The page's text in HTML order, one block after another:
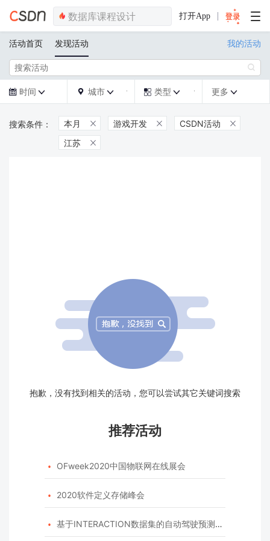
打开App
活动首页 发现活动 我的活动

 时间   城市   类型  更多 
本月  游戏开发  CSDN活动 
江苏 
抱歉，没有找到相关的活动，您可以尝试其它关键词搜索
推荐活动
 OFweek2020中国物联网在线展会
 2020软件定义存储峰会
 基于INTERACTION数据集的自动驾驶预测模型挑战赛